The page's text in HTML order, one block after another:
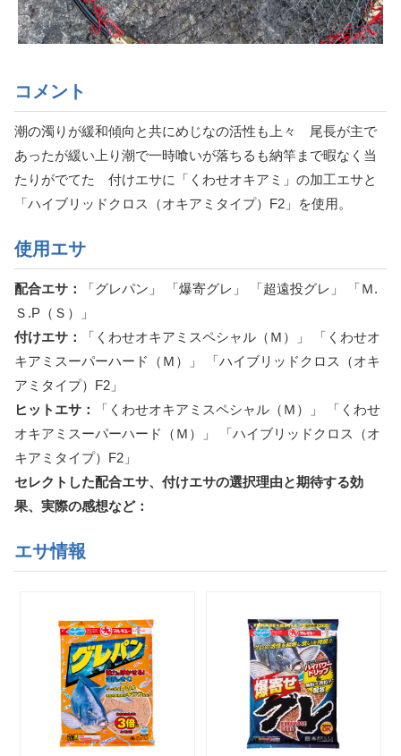
コメント
潮の濁りが緩和傾向と共にめじなの活性も上々 尾長が主で
あったが緩い上り潮で一時喰いが落ちるも納竿まで暇なく当
たりがでてた 付けエサに「くわせオキアミ」の加工エサと
「ハイブリッドクロス（オキアミタイプ）F2」を使用。
使用エサ
配合エサ：
「グレパン」 「爆寄グレ」 「超遠投グレ」 「Ｍ.
Ｓ.P（Ｓ）」
付けエサ：
「くわせオキアミスペシャル（Ｍ）」 「くわせオ
キアミスーパーハード（Ｍ）」 「ハイブリッドクロス（オキ
アミタイプ）F2」
ヒットエサ：
「くわせオキアミスペシャル（Ｍ）」 「くわせ
オキアミスーパーハード（Ｍ）」 「ハイブリッドクロス（オ
キアミタイプ）F2」
セレクトした配合エサ、付けエサの選択理由と期待する効
果、実際の感想など：
エサ情報